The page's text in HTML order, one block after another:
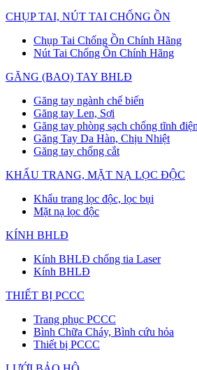
CHỤP TAI, NÚT TAI CHỐNG ỒN
Chụp Tai Chống Ồn Chính Hãng
Nút Tai Chống Ồn Chính Hãng
GĂNG (BAO) TAY BHLĐ
Găng tay ngành chế biến
Găng tay Len, Sợi
Găng tay phòng sạch chống tĩnh
Găng Tay Da Hàn, Chịu Nhiệt
Găng tay chống cắt
KHẨU TRANG, MẶT NẠ LỌC ĐỘC
Khẩu trang lọc độc, lọc bụi
Mặt nạ lọc độc
KÍNH BHLĐ
Kính BHLĐ chống tia Laser
Kính BHLĐ
THIẾT BỊ PCCC
Trang phục PCCC
Bình Chữa Cháy, Bình cứu hỏa
Thiết bị PCCC